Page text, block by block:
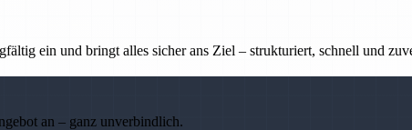
ein und bringt alles sicher ans Ziel – strukturiert, schnell und
an – ganz unverbindlich.